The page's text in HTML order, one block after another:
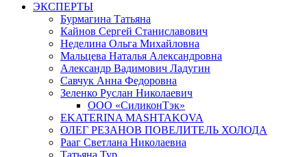
ЭКСПЕРТЫ
Бурмагина Татьяна
Кайнов Сергей Станиславович
Неделина Ольга Михайловна
Мальцева Наталья Александровна
Александр Вадимович Ладугин
Савчук Анна Федоровна
Зеленко Руслан Николаевич
ООО «СиликонТэк»
EKATERINA MASHTAKOVA
ОЛЕГ РЕЗАНОВ ПОВЕЛИТЕЛЬ ХОЛОДА
Рааг Светлана Николаевна
Татьяна Тур